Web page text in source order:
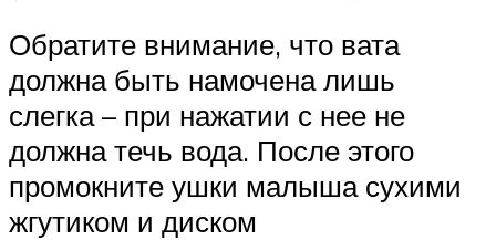
Обратите внимание, что вата
должна быть намочена лишь
слегка – при нажатии с нее не
должна течь вода. После этого
промокните ушки малыша сухими
жгутиком и диском